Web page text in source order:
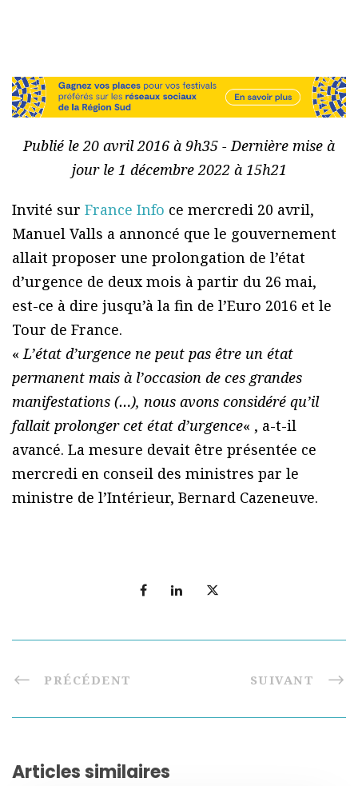
Publié le 20 avril 2016 à 9h35 - Dernière mise à
jour le 1 décembre 2022 à 15h21
Invité sur France Info ce mercredi 20 avril,
Manuel Valls a annoncé que le gouvernement
allait proposer une prolongation de l’état
d’urgence de deux mois à partir du 26 mai,
est-ce à dire jusqu’à la fin de l’Euro 2016 et le
Tour de France.
«L’état d’urgence ne peut pas être un état
permanent mais à l’occasion de ces grandes
manifestations (…), nous avons considéré qu’il
fallait prolonger cet état d’urgence« , a-t-il
avancé. La mesure devait être présentée ce
mercredi en conseil des ministres par le
ministre de l’Intérieur, Bernard Cazeneuve.
PRÉCÉDENT SUIVANT
Articles similaires